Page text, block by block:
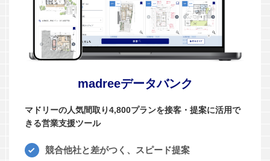
madreeデータバンク
マドリーの人気間取り4,800プランを接客・提案に活用で
きる営業支援ツール
競合他社と差がつく、スピード提案